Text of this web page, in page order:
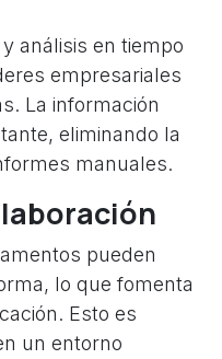
análisis en tiempo
empresariales
La información
eliminando la
manuales.
pueden
lo que fomenta
Esto es
un entorno